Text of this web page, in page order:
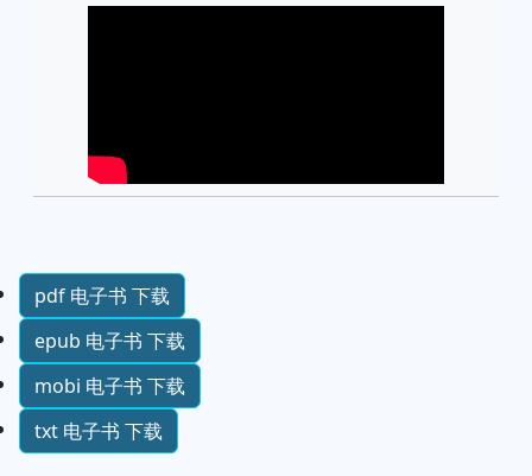
pdf 电子书 下载
epub 电子书 下载
mobi 电子书 下载
txt 电子书 下载